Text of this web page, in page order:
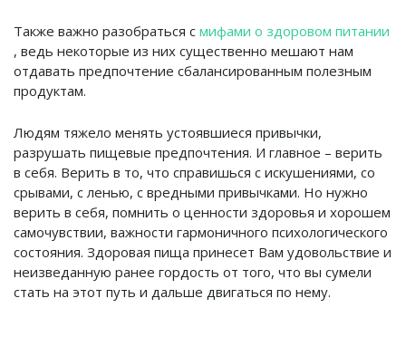
Также важно разобраться с мифами о здоровом питании
, ведь некоторые из них существенно мешают нам
отдавать предпочтение сбалансированным полезным
продуктам.
Людям тяжело менять устоявшиеся привычки,
разрушать пищевые предпочтения. И главное – верить
в себя. Верить в то, что справишься с искушениями, со
срывами, с ленью, с вредными привычками. Но нужно
верить в себя, помнить о ценности здоровья и хорошем
самочувствии, важности гармоничного психологического
состояния. Здоровая пища принесет Вам удовольствие и
неизведанную ранее гордость от того, что вы сумели
стать на этот путь и дальше двигаться по нему.